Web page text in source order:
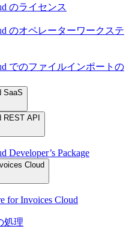
のライセンス
のオペレーターワークステ
でのファイルインポートの
SaaS
API
Developer’s Package
Cloud
for Invoices Cloud
処理